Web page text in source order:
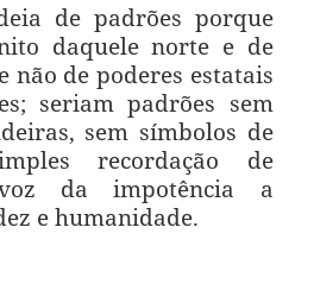
de padrões porque
daquele norte e de
não de poderes estatais
seriam padrões sem
sem símbolos de
recordação de
da impotência a
e humanidade.